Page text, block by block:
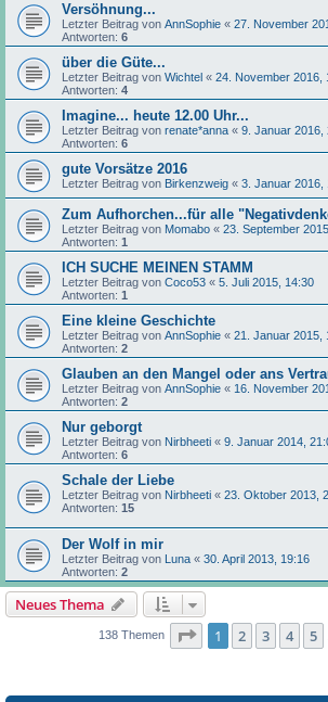
Versöhnung...
Letzter Beitrag von AnnSophie « 27. November
Antworten: 6
über die Güte...
Letzter Beitrag von Wichtel « 24. November 2016,
Antworten: 4
Imagine... heute 12.00 Uhr...
Letzter Beitrag von renate*anna « 9. Januar 2016,
Antworten: 6
gute Vorsätze 2016
Letzter Beitrag von Birkenzweig « 3. Januar 2016,
Zum Aufhorchen...für alle
Letzter Beitrag von Momabo « 23. September
Antworten: 1
ICH SUCHE MEINEN STAMM
Letzter Beitrag von Coco53 « 5. Juli 2015, 14:30
Antworten: 1
Eine kleine Geschichte
Letzter Beitrag von AnnSophie « 21. Januar 2015,
Antworten: 2
Glauben an den Mangel oder ans
Letzter Beitrag von AnnSophie « 16. November
Antworten: 2
Nur geborgt
Letzter Beitrag von Nirbheeti « 9. Januar 2014,
Antworten: 6
Schale der Liebe
Letzter Beitrag von Nirbheeti « 23. Oktober 2013,
Antworten: 15
Der Wolf in mir
Letzter Beitrag von Luna « 30. April 2013, 19:16
Antworten: 2
Neues Thema
138 Themen Seite 1von
1 2 3 4 5